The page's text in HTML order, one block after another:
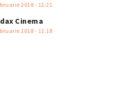
2018 - 11:21
Cinema
2018 - 11:18